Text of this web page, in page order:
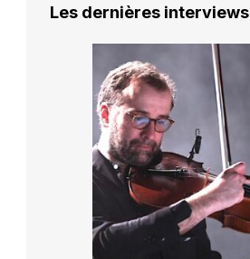
Les dernières interviews